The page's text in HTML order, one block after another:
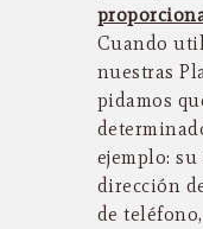
Cuando
nuestras
pidamos
ejemplo:
dirección
de